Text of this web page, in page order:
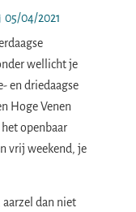
05/04/2021
wellicht je
en driedaagse
Hoge Venen
openbaar
vrij weekend, je
aarzel dan niet